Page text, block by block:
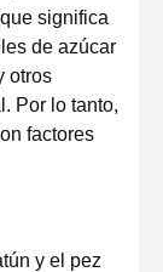
significa
de azúcar
otros
Por lo tanto,
factores
y el pez